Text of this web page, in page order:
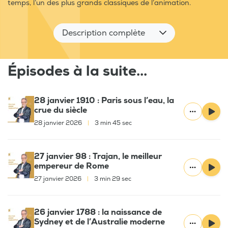
temps, l’un des plus grands classiques de l’animation.
Description complète
Épisodes à la suite...
28 janvier 1910 : Paris sous l’eau, la
crue du siècle
28 janvier 2026 3 min 45 sec
27 janvier 98 : Trajan, le meilleur
empereur de Rome
27 janvier 2026 3 min 29 sec
26 janvier 1788 : la naissance de
Sydney et de l’Australie moderne